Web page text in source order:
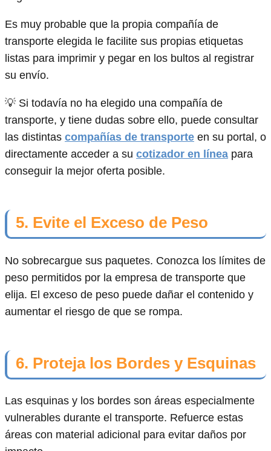
Es muy probable que la propia compañía de
transporte elegida le facilite sus propias etiquetas
listas para imprimir y pegar en los bultos al registrar
su envío.
💡 Si todavía no ha elegido una compañía de
transporte, y tiene dudas sobre ello, puede consultar
las distintas compañías de transporte en su portal, o
directamente acceder a su cotizador en línea para
conseguir la mejor oferta posible.
5. Evite el Exceso de Peso
No sobrecargue sus paquetes. Conozca los límites de
peso permitidos por la empresa de transporte que
elija. El exceso de peso puede dañar el contenido y
aumentar el riesgo de que se rompa.
6. Proteja los Bordes y Esquinas
Las esquinas y los bordes son áreas especialmente
vulnerables durante el transporte. Refuerce estas
áreas con material adicional para evitar daños por